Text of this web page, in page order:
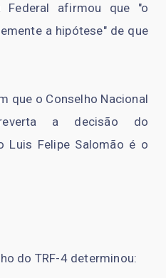
Federal afirmou que "o
a hipótese" de que
que o Conselho Nacional
a decisão do
Luis Felipe Salomão é o
do TRF-4 determinou: